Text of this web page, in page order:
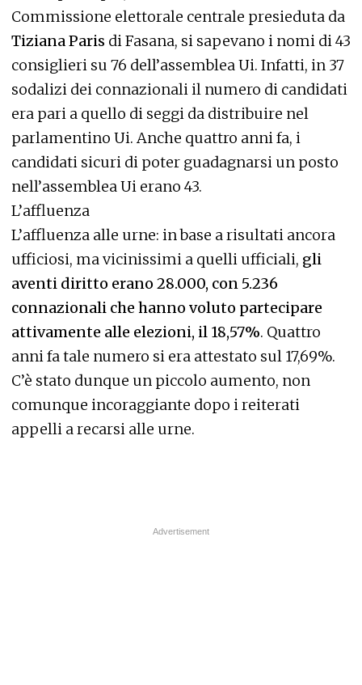
Commissione elettorale centrale presieduta da
Tiziana Paris di Fasana, si sapevano i nomi di 43
consiglieri su 76 dell’assemblea Ui. Infatti, in 37
sodalizi dei connazionali il numero di candidati
era pari a quello di seggi da distribuire nel
parlamentino Ui. Anche quattro anni fa, i
candidati sicuri di poter guadagnarsi un posto
nell’assemblea Ui erano 43.
L’affluenza
L’affluenza alle urne: in base a risultati ancora
ufficiosi, ma vicinissimi a quelli ufficiali, gli
aventi diritto erano 28.000, con 5.236
connazionali che hanno voluto partecipare
attivamente alle elezioni, il 18,57%. Quattro
anni fa tale numero si era attestato sul 17,69%.
C’è stato dunque un piccolo aumento, non
comunque incoraggiante dopo i reiterati
appelli a recarsi alle urne.